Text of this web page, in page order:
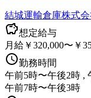
結城運輸倉庫株式会
想定給与
月給￥320,000〜￥
勤務時間
午前5時〜午後2時 ,
午前7時〜午後3時